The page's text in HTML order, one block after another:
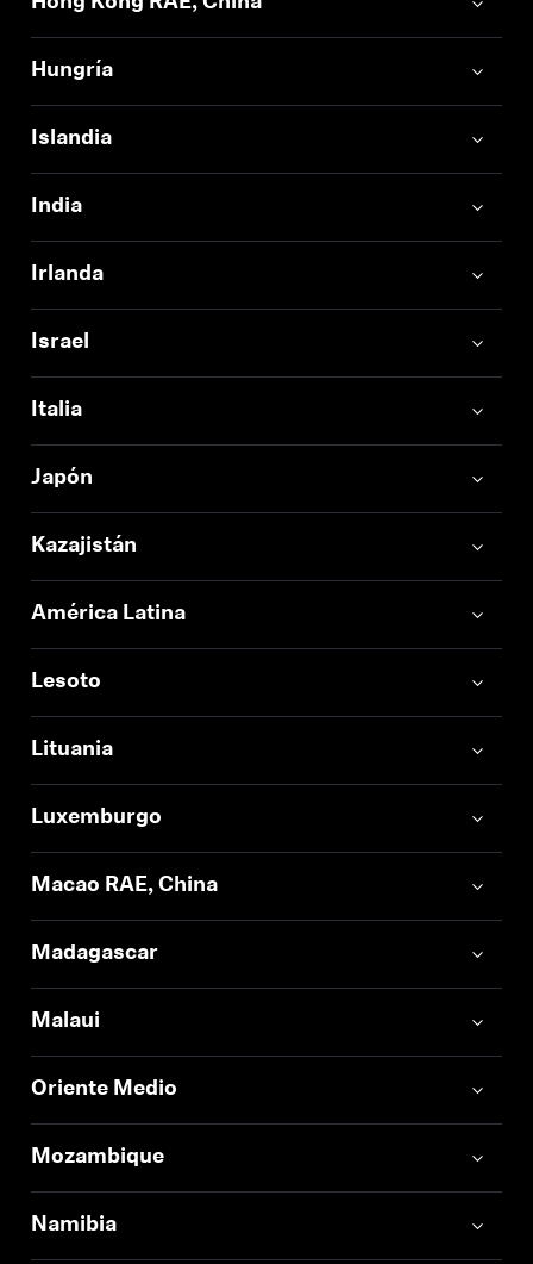
Hungría
Islandia
India
Irlanda
Israel
Italia
Japón
Kazajistán
América Latina
Lesoto
Lituania
Luxemburgo
Macao RAE, China
Madagascar
Malaui
Oriente Medio
Mozambique
Namibia
Se requiere iniciar sesión
productos a su lista de deseos y ver los artículos
guardados anteriormente.